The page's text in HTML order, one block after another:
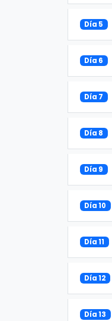
Día 5
Día 6
Día 7
Día 8
Día 9
Día 10
Día 11
Día 12
Día 13